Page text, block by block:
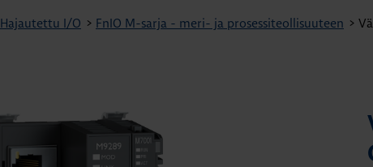
Hajautettu I/O > FnIO M-sarja - meri- ja prosessiteollisuuteen >